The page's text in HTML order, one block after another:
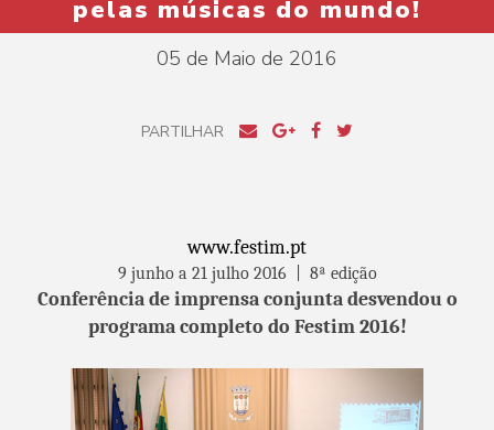
pelas músicas do mundo!
05 de Maio de 2016
PARTILHAR
www.festim.pt
9 junho a 21 julho 2016 | 8ª edição
Conferência de imprensa conjunta desvendou o
programa completo do Festim 2016!